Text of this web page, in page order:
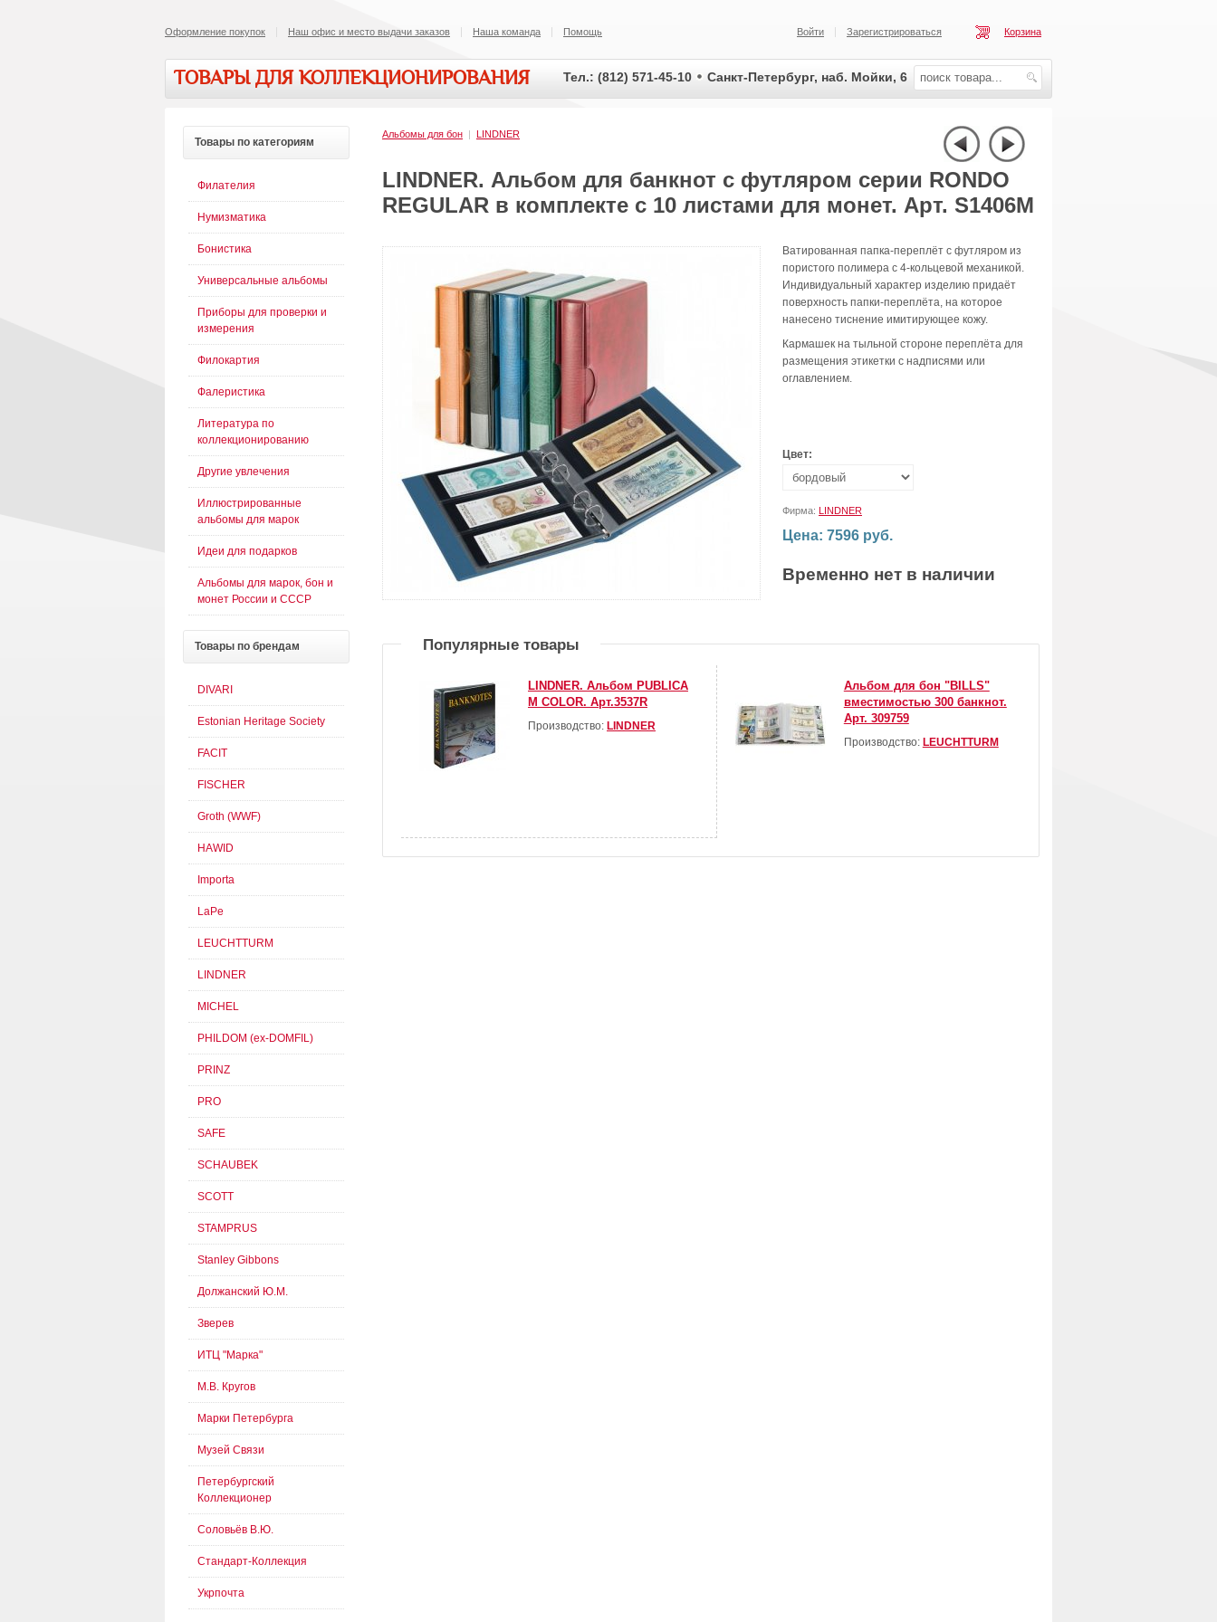
Оформление покупок Наш офис и место выдачи заказов Наша команда Помощь Корзина
Зарегистрироваться
Войти
ТОВАРЫ ДЛЯ КОЛЛЕКЦИОНИРОВАНИЯ Тел.: (812) 571-45-10 Санкт-Петербург, наб. Мойки, 6
Альбомы для бон | LINDNER
LINDNER. Альбом для банкнот с футляром серии RONDO
REGULAR в комплекте с 10 листами для монет. Арт. S1406M
Ватированная папка-переплёт с футляром из
пористого полимера с 4-кольцевой механикой.
Индивидуальный характер изделию придаёт
поверхность папки-переплёта, на которое
нанесено тиснение имитирующее кожу.
Кармашек на тыльной стороне переплёта для
размещения этикетки с надписями или
оглавлением.
Цвет:
Фирма: LINDNER
Цена: 7596 руб.
Временно нет в наличии
Популярные товары
LINDNER. Альбом PUBLICA
M COLOR. Арт.3537R
Производство: LINDNER
Альбом для бон "BILLS"
вместимостью 300 банкнот.
Арт. 309759
Производство: LEUCHTTURM
Товары по категориям
Филателия
Нумизматика
Бонистика
Универсальные альбомы
Приборы для проверки и
измерения
Филокартия
Фалеристика
Литература по
коллекционированию
Другие увлечения
Иллюстрированные
альбомы для марок
Идеи для подарков
Альбомы для марок, бон и
монет России и СССР
Товары по брендам
DIVARI
Estonian Heritage Society
FACIT
FISCHER
Groth (WWF)
HAWID
Importa
LaPe
LEUCHTTURM
LINDNER
MICHEL
PHILDOM (ex-DOMFIL)
PRINZ
PRO
SAFE
SCHAUBEK
SCOTT
STAMPRUS
Stanley Gibbons
Должанский Ю.М.
Зверев
ИТЦ "Марка"
М.В. Кругов
Марки Петербурга
Музей Связи
Петербургский
Коллекционер
Соловьёв В.Ю.
Стандарт-Коллекция
Укрпочта